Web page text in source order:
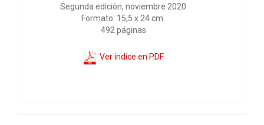
Segunda edición, noviembre 2020
Formato: 15,5 x 24 cm.
492 páginas
Ver índice en PDF